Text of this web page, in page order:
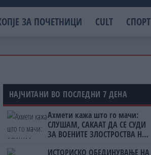
ЗА ПОЧЕТНИЦИ CULT СПОРТ
НАЈЧИТАНИ ВО ПОСЛЕДНИ 7 ДЕНА
Ахмети кажа што го мачи:
СЛУШАМ, САКААТ ДА СЕ СУДИ
ЗА ВОЕНИТЕ ЗЛОСТРОСТВА НА
ИСТОРИСКО ОБЕДИНУВАЊЕ НА